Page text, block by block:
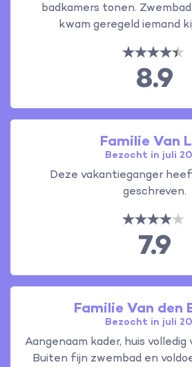
badkamers tonen.
kwam geregeld iemand
8.9
Familie Van
Bezocht in juli
Deze vakantieganger
geschreven.
7.9
Familie Van den
Bezocht in juli
Aangenaam kader, huis volledig
Buiten fijn zwembad en